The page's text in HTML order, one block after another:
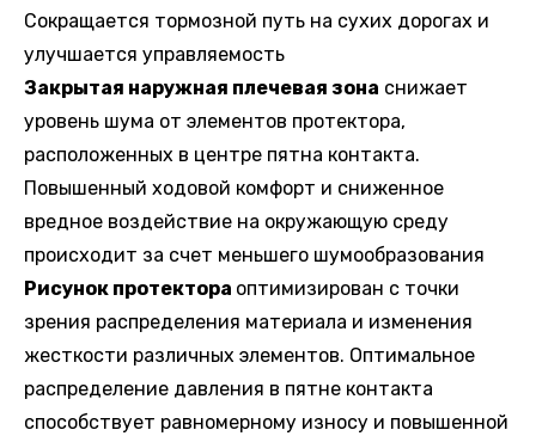
Сокращается тормозной путь на сухих дорогах и
улучшается управляемость
Закрытая наружная плечевая зона снижает
уровень шума от элементов протектора,
расположенных в центре пятна контакта.
Повышенный ходовой комфорт и сниженное
вредное воздействие на окружающую среду
происходит за счет меньшего шумообразования
Рисунок протектора оптимизирован с точки
зрения распределения материала и изменения
жесткости различных элементов. Оптимальное
распределение давления в пятне контакта
способствует равномерному износу и повышенной